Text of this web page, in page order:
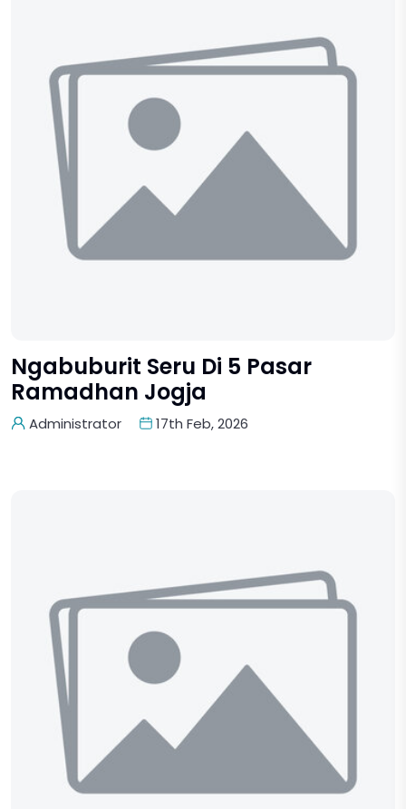
Ngabuburit Seru Di 5 Pasar
Ramadhan Jogja
Administrator 17th Feb, 2026